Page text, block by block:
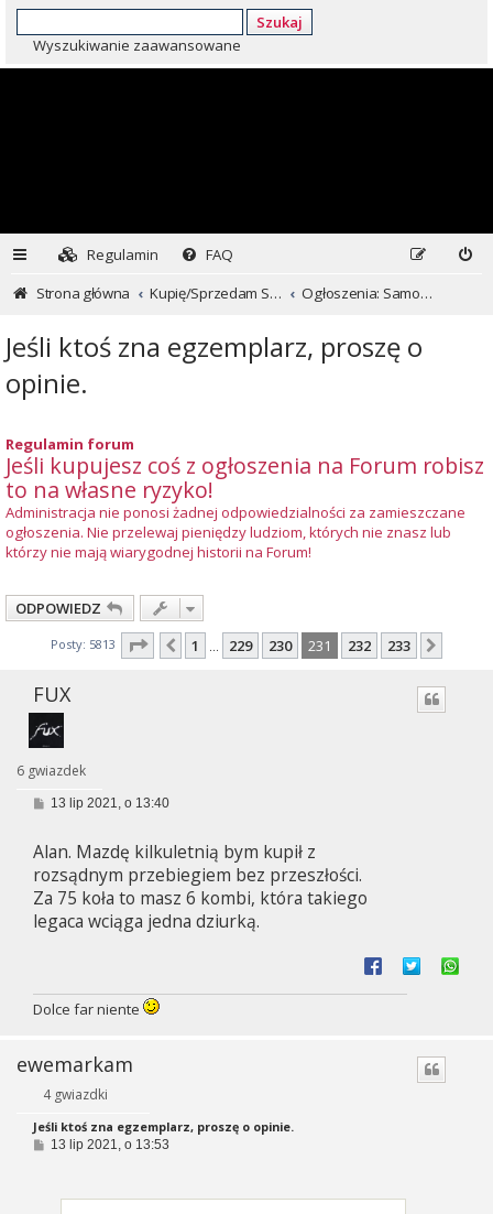
Szukaj
Wyszukiwanie zaawansowane
Regulamin
FAQ
Strona główna
Kupię/Sprzedam Subaru i nie tylko... Ogłoszenia: Samochody
Jeśli ktoś zna egzemplarz, proszę o
opinie.
Regulamin forum
Jeśli kupujesz coś z ogłoszenia na Forum robisz
to na własne ryzyko!
Administracja nie ponosi żadnej odpowiedzialności za zamieszczane
ogłoszenia. Nie przelewaj pieniędzy ludziom, których nie znasz lub
którzy nie mają wiarygodnej historii na Forum!
ODPOWIEDZ
Posty: 5813 Strona z233
Poprzednia
1 229 230 231 232 233
FUX
6 gwiazdek
P
t
13 lip 2021, o 13:40
Alan. Mazdę kilkuletnią bym kupił z
rozsądnym przebiegiem bez przeszłości.
Za 75 koła to masz 6 kombi, która takiego
legaca wciąga jedna dziurką.
Dolce far niente
ewemarkam
4 gwiazdki
Jeśli ktoś zna egzemplarz, proszę o opinie.
P13 lip 2021, o 13:53